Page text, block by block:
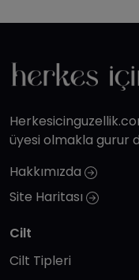
üyesi olmakla gurur
Hakkımızda
Site Haritası
Cilt
Cilt Tipleri